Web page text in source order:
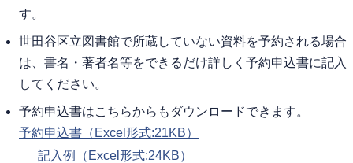
す。
世田谷区立図書館で所蔵していない資料を予約される場合
は、書名・著者名等をできるだけ詳しく予約申込書に記入
してください。
予約申込書はこちらからもダウンロードできます。
予約申込書（Excel形式:21KB）
記入例（Excel形式:24KB）